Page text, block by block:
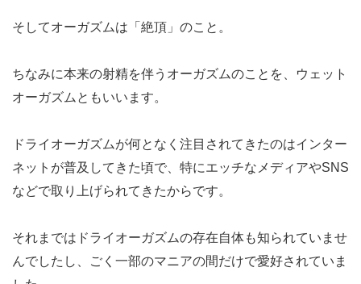
そしてオーガズムは「絶頂」のこと。
ちなみに本来の射精を伴うオーガズムのことを、ウェット
オーガズムともいいます。
ドライオーガズムが何となく注目されてきたのはインター
ネットが普及してきた頃で、特にエッチなメディアやSNS
などで取り上げられてきたからです。
それまではドライオーガズムの存在自体も知られていませ
んでしたし、ごく一部のマニアの間だけで愛好されていま